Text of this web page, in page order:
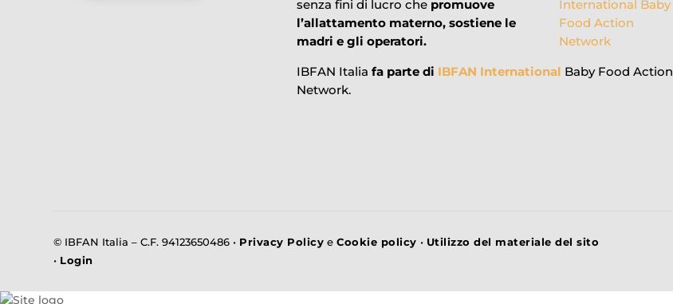
senza fini di lucro che promuove
l’allattamento materno, sostiene le
madri e gli operatori.
IBFAN Italia fa parte di IBFAN International Baby Food Action
Network.
© IBFAN Italia –C.F. 94123650486 • Privacy Policy eCookie policy • Utilizzo del materiale del sito
• Login